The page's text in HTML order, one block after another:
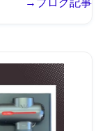
→ブログ記事